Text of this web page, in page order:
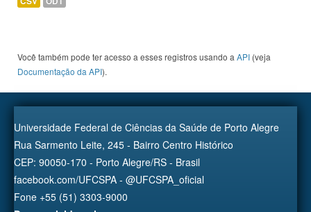
Você também pode ter acesso a esses registros usando a API (veja
Documentação da API).
Universidade Federal de Ciências da Saúde de Porto Alegre
Rua Sarmento Leite, 245 - Bairro Centro Histórico
CEP: 90050-170 - Porto Alegre/RS - Brasil
facebook.com/UFCSPA - @UFCSPA_oficial
Fone +55 (51) 3303-9000